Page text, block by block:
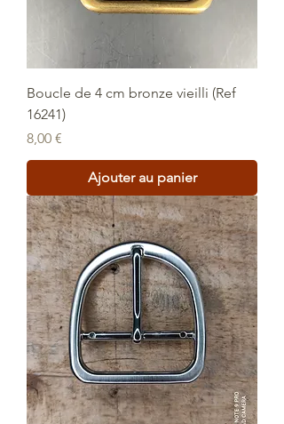
Boucle de 4 cm bronze vieilli (Ref
16241)
Prix
8,00 €
Ajouter au panier